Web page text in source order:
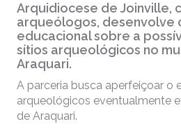
Arquidiocese de Joinville,
arqueólogos, desenvolve
educacional sobre a
sítios arqueológicos no
Araquari.
A parceria busca aperfeiçoar o
arqueológicos eventualmente
de Araquari.